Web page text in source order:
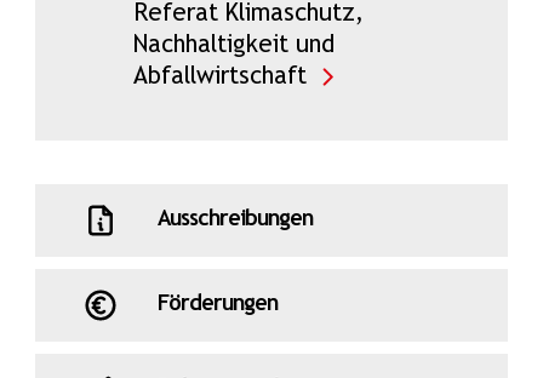
Referat Klimaschutz,
Nachhaltigkeit und
Abfallwirtschaft
Ausschreibungen
Förderungen